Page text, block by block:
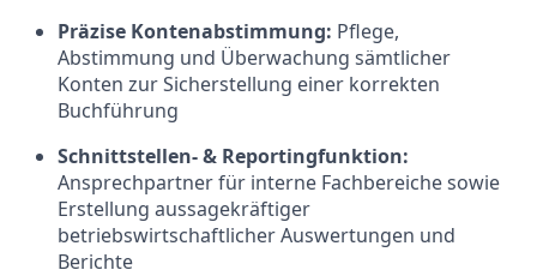
Präzise Kontenabstimmung: Pflege,
Abstimmung und Überwachung sämtlicher
Konten zur Sicherstellung einer korrekten
Buchführung
Schnittstellen- & Reportingfunktion:
Ansprechpartner für interne Fachbereiche sowie
Erstellung aussagekräftiger
betriebswirtschaftlicher Auswertungen und
Berichte